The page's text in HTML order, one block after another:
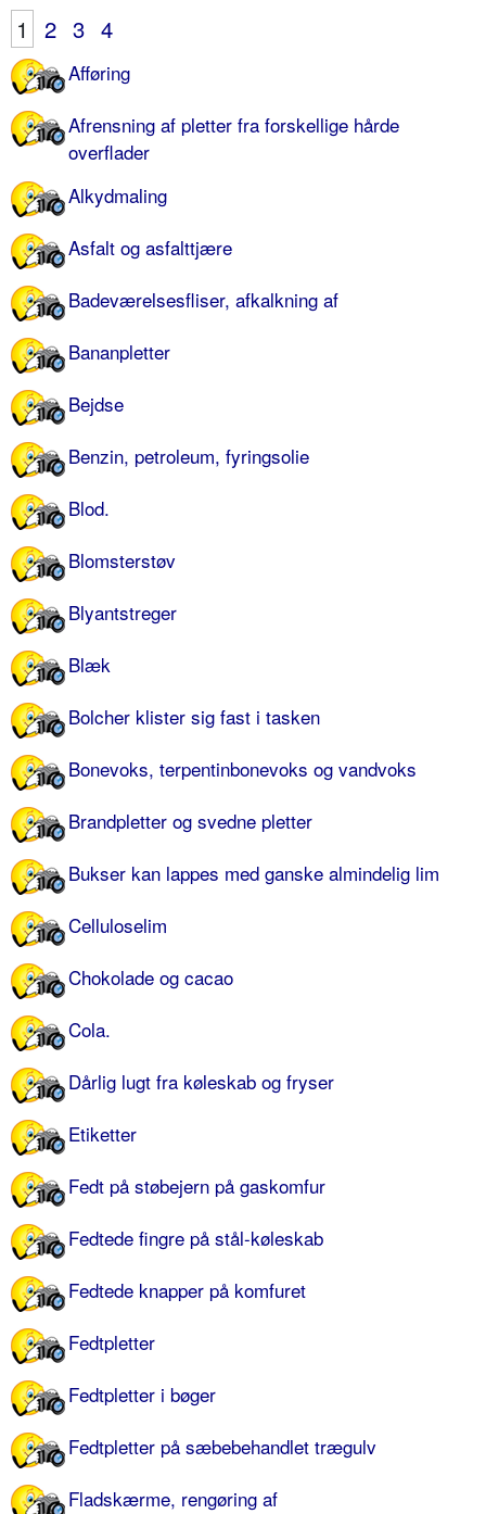
1 2 3 4
Afføring
Afrensning af pletter fra forskellige hårde
overflader
Alkydmaling
Asfalt og asfalttjære
Badeværelsesfliser, afkalkning af
Bananpletter
Bejdse
Benzin, petroleum, fyringsolie
Blod.
Blomsterstøv
Blyantstreger
Blæk
Bolcher klister sig fast i tasken
Bonevoks, terpentinbonevoks og vandvoks
Brandpletter og svedne pletter
Bukser kan lappes med ganske almindelig lim
Celluloselim
Chokolade og cacao
Cola.
Dårlig lugt fra køleskab og fryser
Etiketter
Fedt på støbejern på gaskomfur
Fedtede fingre på stål-køleskab
Fedtede knapper på komfuret
Fedtpletter
Fedtpletter i bøger
Fedtpletter på sæbebehandlet trægulv
Fladskærme, rengøring af